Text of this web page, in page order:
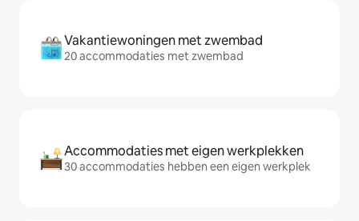
Vakantiewoningen met zwembad
20 accommodaties met zwembad
Accommodaties met eigen werkplekken
30 accommodaties hebben een eigen werkplek